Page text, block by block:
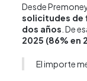
Desde
solicitudes de
dos años . De
2025 (86% en
El importe